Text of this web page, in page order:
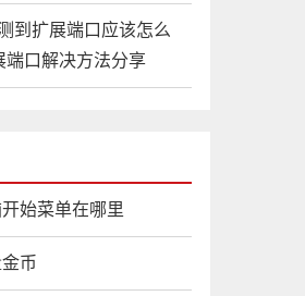
到扩展端口应该怎么
端口解决方法分享
始菜单在哪里
币